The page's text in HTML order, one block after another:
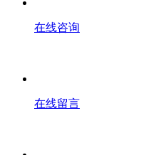
在线咨询
在线留言